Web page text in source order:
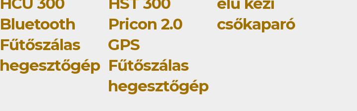
Bluetooth
Fűtőszálas
hegesztőgép
Pricon 2.0
GPS
Fűtőszálas
hegesztőgép
csőkaparó